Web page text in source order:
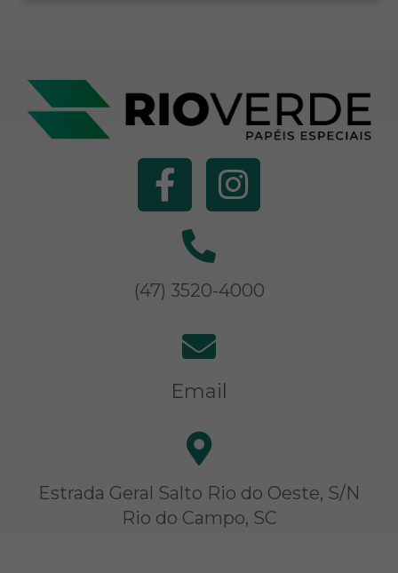
(47) 3520-4000
Email
Estrada Geral Salto Rio do Oeste, S/N
Rio do Campo, SC